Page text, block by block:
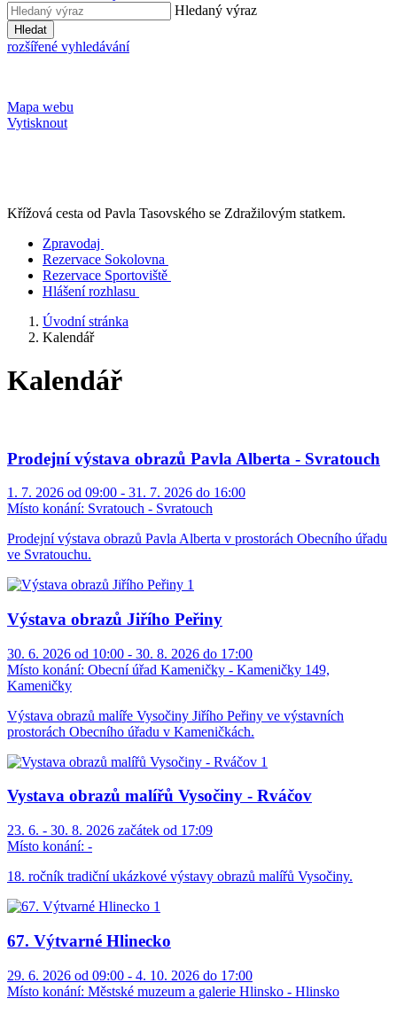
Hledaný výraz
Hledat
rozšířené vyhledávání
Mapa webu
Vytisknout
Křížová cesta od Pavla Tasovského se Zdražilovým statkem.
Zpravodaj
Rezervace Sokolovna
Rezervace Sportoviště
Hlášení rozhlasu
Úvodní stránka
Kalendář
Kalendář
Prodejní výstava obrazů Pavla Alberta - Svratouch
1. 7. 2026 od 09:00 - 31. 7. 2026 do 16:00
Místo konání: Svratouch - Svratouch
Prodejní výstava obrazů Pavla Alberta v prostorách Obecního úřadu
ve Svratouchu.
Výstava obrazů Jiřího Peřiny
30. 6. 2026 od 10:00 - 30. 8. 2026 do 17:00
Místo konání: Obecní úřad Kameničky - Kameničky 149,
Kameničky
Výstava obrazů malíře Vysočiny Jiřího Peřiny ve výstavních
prostorách Obecního úřadu v Kameničkách.
Vystava obrazů malířů Vysočiny - Rváčov
23. 6. - 30. 8. 2026 začátek od 17:09
Místo konání: -
18. ročník tradiční ukázkové výstavy obrazů malířů Vysočiny.
67. Výtvarné Hlinecko
29. 6. 2026 od 09:00 - 4. 10. 2026 do 17:00
Místo konání: Městské muzeum a galerie Hlinsko - Hlinsko